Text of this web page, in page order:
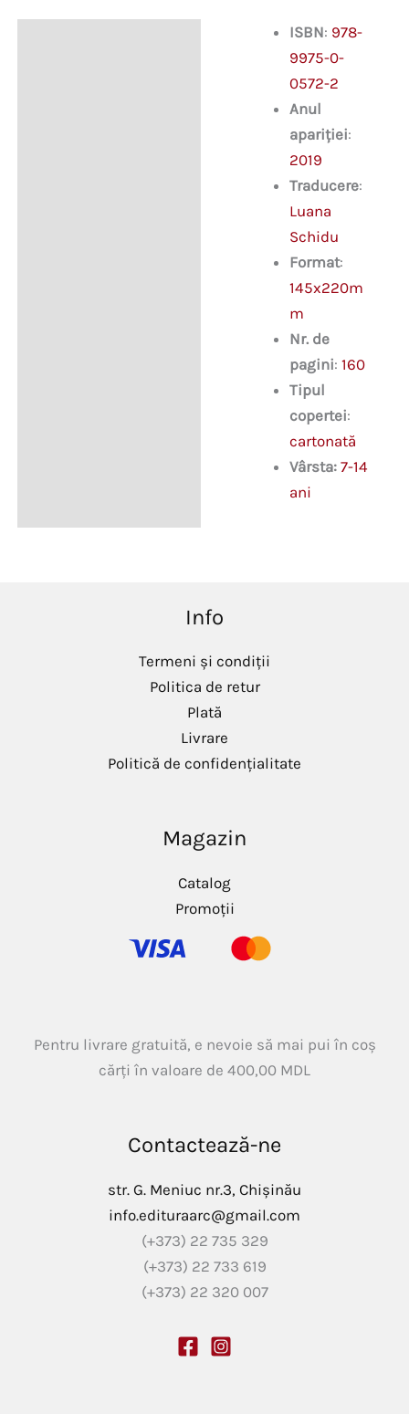
ISBN: 978-
9975-0-
0572-2
Anul
apariției:
2019
Traducere:
Luana
Schidu
Format:
145x220m
m
Nr. de
pagini: 160
Tipul
copertei:
cartonată
Vârsta: 7-14
ani
Info
Termeni și condiții
Politica de retur
Plată
Livrare
Politică de confidențialitate
Magazin
Catalog
Promoții
Pentru livrare gratuită, e nevoie să mai pui în coș
cărți în valoare de 400,00 MDL
Contactează-ne
str. G. Meniuc nr.3, Chișinău
info.edituraarc@gmail.com
(+373) 22 735 329
(+373) 22 733 619
(+373) 22 320 007